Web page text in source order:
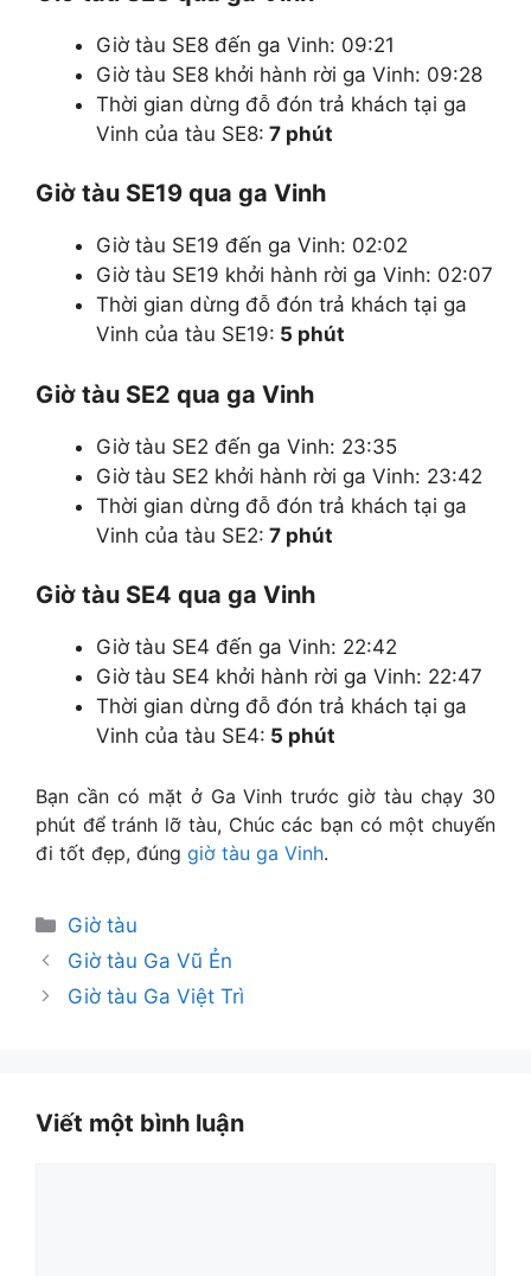
Giờ tàu SE8 đến ga Vinh: 09:21
Giờ tàu SE8 khởi hành rời ga Vinh: 09:28
Thời gian dừng đỗ đón trả khách tại ga
Vinh của tàu SE8: 7 phút
Giờ tàu SE19 qua ga Vinh
Giờ tàu SE19 đến ga Vinh: 02:02
Giờ tàu SE19 khởi hành rời ga Vinh: 02:07
Thời gian dừng đỗ đón trả khách tại ga
Vinh của tàu SE19: 5 phút
Giờ tàu SE2 qua ga Vinh
Giờ tàu SE2 đến ga Vinh: 23:35
Giờ tàu SE2 khởi hành rời ga Vinh: 23:42
Thời gian dừng đỗ đón trả khách tại ga
Vinh của tàu SE2: 7 phút
Giờ tàu SE4 qua ga Vinh
Giờ tàu SE4 đến ga Vinh: 22:42
Giờ tàu SE4 khởi hành rời ga Vinh: 22:47
Thời gian dừng đỗ đón trả khách tại ga
Vinh của tàu SE4: 5 phút
Bạn cần có mặt ở Ga Vinh trước giờ tàu chạy 30
phút để tránh lỡ tàu, Chúc các bạn có một chuyến
đi tốt đẹp, đúng giờ tàu ga Vinh.
Danh
mục
Giờ tàu
Giờ tàu Ga Vũ Ẻn
Giờ tàu Ga Việt Trì
Viết một bình luận